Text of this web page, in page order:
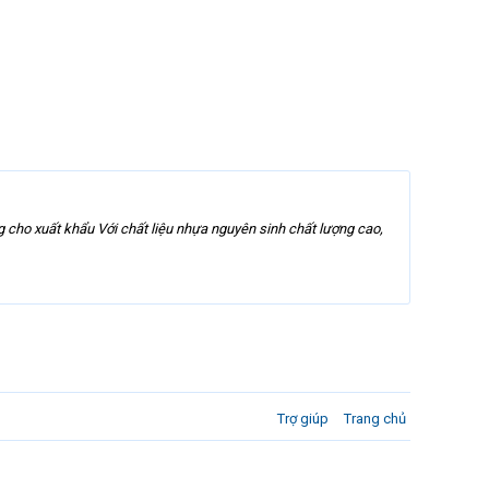
xuất khẩu Với chất liệu nhựa nguyên sinh chất lượng cao,
Trợ giúp Trang chủ